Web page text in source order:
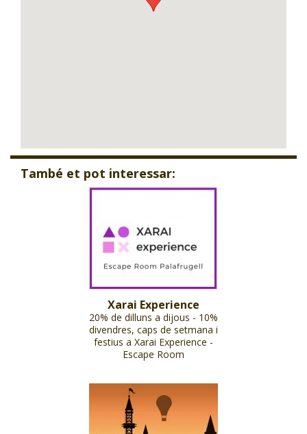
També et pot interessar:
Xarai Experience
20% de dilluns a dijous - 10%
divendres, caps de setmana i
festius a Xarai Experience -
Escape Room